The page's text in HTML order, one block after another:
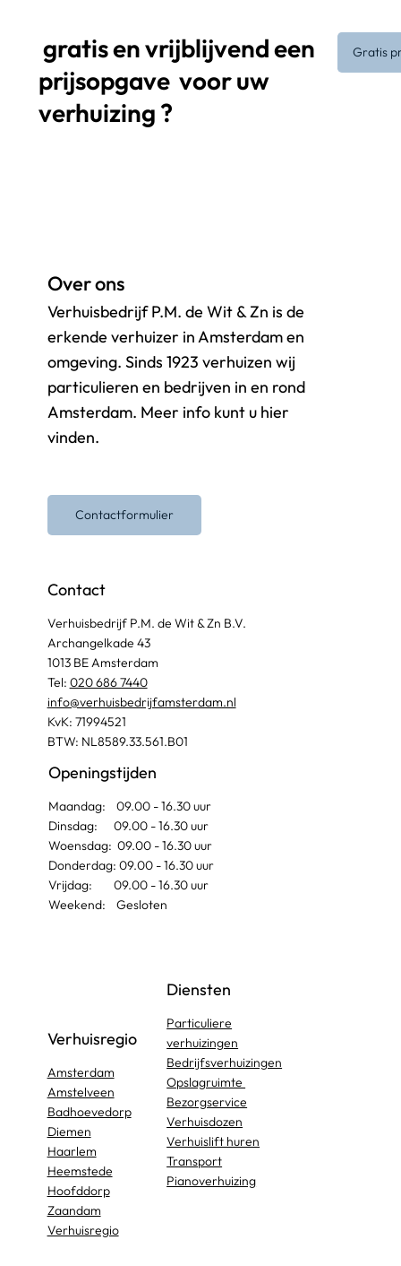
gratis en vrijblijvend een
prijsopgavevoor uw
verhuizing ?
Gratis
Verhuisregio
Amsterdam
Amstelveen
Badhoevedorp
Diemen
Haarlem
Heemstede
Hoofddorp
Zaandam
Verhuisregio
Diensten
Particuliere
verhuizingen
Bedrijfsverhuizingen
Opslagruimte
Bezorgservice
Verhuisdozen
Verhuislift huren
Transport
Pianoverhuizing
Contact
Verhuisbedrijf P.M. de Wit & Zn B.V.
Archangelkade 43
1013 BE Amsterdam
Tel: 020 686 7440
info@verhuisbedrijfamsterdam.nl​
KvK: 71994521
BTW: NL8589.33.561.B01
Openingstijden
Maandag: 09.00 - 16.30 uur
Dinsdag: 09.00 - 16.30 uur
Woensdag: 09.00 - 16.30 uur
Donderdag: 09.00 - 16.30 uur
Vrijdag: 09.00 - 16.30 uur
Weekend: Gesloten
Over ons
Verhuisbedrijf P.M. de Wit & Zn is de
erkende verhuizer in Amsterdam en
omgeving. Sinds 1923 verhuizen wij
particulieren en bedrijven in en rond
Amsterdam. Meer info kunt u hier
vinden.
Contactformulier